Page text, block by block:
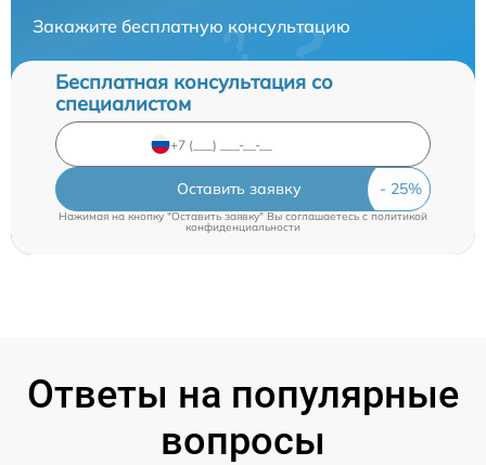
Закажите бесплатную консультацию
Бесплатная консультация со
специалистом
Оставить заявку
Нажимая на кнопку "Оставить заявку" Вы соглашаетесь cполитикой
конфиденциальности
Ответы на популярные
вопросы